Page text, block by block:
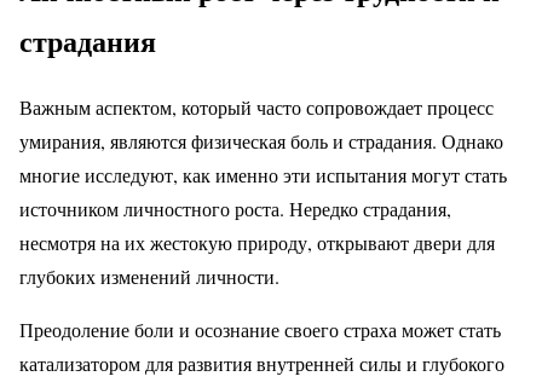
страдания
Важным аспектом, который часто сопровождает процесс
умирания, являются физическая боль и страдания. Однако
многие исследуют, как именно эти испытания могут стать
источником личностного роста. Нередко страдания,
несмотря на их жестокую природу, открывают двери для
глубоких изменений личности.
Преодоление боли и осознание своего страха может стать
катализатором для развития внутренней силы и глубокого